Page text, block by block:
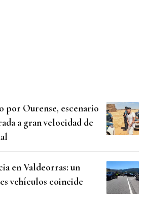
por Ourense, escenario
a gran velocidad de
en Valdeorras: un
vehículos coincide